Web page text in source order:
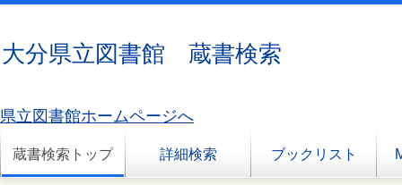
大分県立図書館 蔵書検索
県立図書館ホームページへ
蔵書検索トップ 詳細検索 ブックリスト